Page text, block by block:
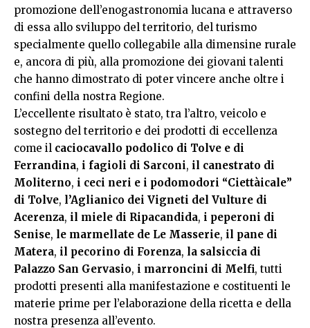
promozione dell’enogastronomia lucana e attraverso
di essa allo sviluppo del territorio, del turismo
specialmente quello collegabile alla dimensine rurale
e, ancora di più, alla promozione dei giovani talenti
che hanno dimostrato di poter vincere anche oltre i
confini della nostra Regione.
L’eccellente risultato è stato, tra l’altro, veicolo e
sostegno del territorio e dei prodotti di eccellenza
come il caciocavallo podolico di Tolve e di
Ferrandina, i fagioli di Sarconi, il canestrato di
Moliterno, i ceci neri e i podomodori “Ciettàicale”
di Tolve, l’Aglianico dei Vigneti del Vulture di
Acerenza, il miele di Ripacandida, i peperoni di
Senise, le marmellate de Le Masserie, il pane di
Matera, il pecorino di Forenza, la salsiccia di
Palazzo San Gervasio, i marroncini di Melfi, tutti
prodotti presenti alla manifestazione e costituenti le
materie prime per l’elaborazione della ricetta e della
nostra presenza all’evento.